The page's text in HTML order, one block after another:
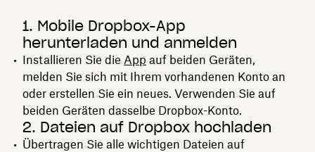
1. Mobile Dropbox-App
herunterladen und anmelden
Installieren Sie die App auf beiden Geräten,
melden Sie sich mit Ihrem vorhandenen Konto an
oder erstellen Sie ein neues. Verwenden Sie auf
beiden Geräten dasselbe Dropbox-Konto.
2. Dateien auf Dropbox hochladen
Übertragen Sie alle wichtigen Dateien auf